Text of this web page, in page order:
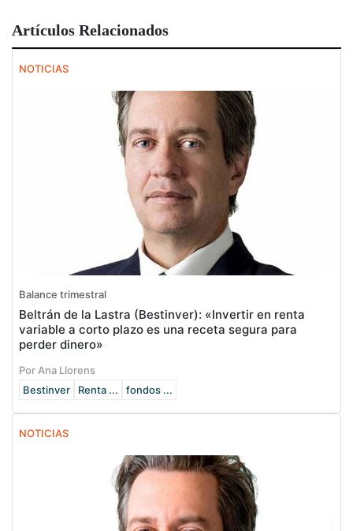
Artículos Relacionados
NOTICIAS
Balance trimestral
Beltrán de la Lastra (Bestinver): «Invertir en renta
variable a corto plazo es una receta segura para
perder dinero»
Por Ana Llorens
Bestinver
Renta ... fondos ...
NOTICIAS